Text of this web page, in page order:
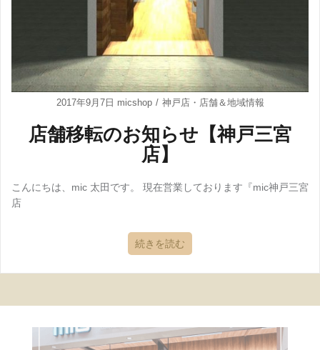
2017年9月7日 micshop 神戸店・ 店舗＆地域情報
店舗移転のお知らせ【神戸三宮
店】
こんにちは、mic 太田です。 現在営業しております『mic神戸三宮
店
続きを読む